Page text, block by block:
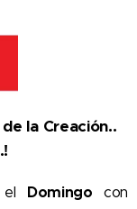
la Creación..
el Domingo con